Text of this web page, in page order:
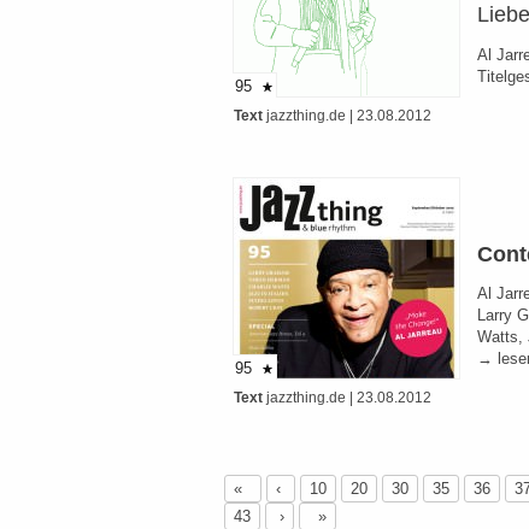
95
Al
Text jazzthing.de | 23.08.2012
95
Al
Larry
Watts,
→
Text jazzthing.de | 23.08.2012
« ‹ 10 20 30 35 36
43
› »